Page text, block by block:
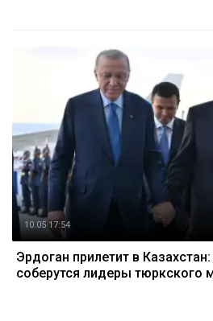
10.05 17:54
Эрдоган прилетит в
соберутся лидеры тюркского